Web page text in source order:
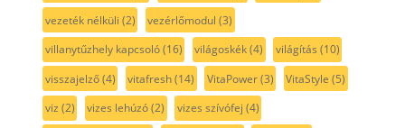
vezeték nélküli (2) vezérlőmodul (3)
villanytűzhely kapcsoló(16) világoskék(4) világítás (10)
visszajelző(4) vitafresh(14) VitaPower(3) VitaStyle (5)
viz (2) vizes lehúzó(2) vizes szívófej (4)